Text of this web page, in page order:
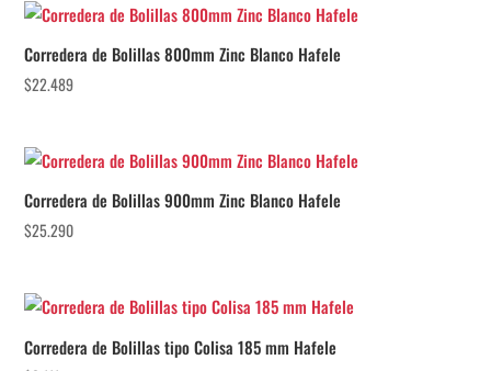
Corredera de Bolillas 800mm Zinc Blanco Hafele
$22.489
Corredera de Bolillas 900mm Zinc Blanco Hafele
$25.290
Corredera de Bolillas tipo Colisa 185 mm Hafele